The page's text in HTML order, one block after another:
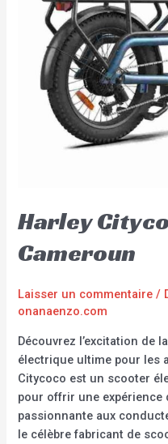
Harley
Cameroun
Laisser un commentaire /
onanaenzo.com
Découvrez l’excitation de
électrique ultime pour les
Citycoco est un scooter
pour offrir une
passionnante aux
le célèbre fabricant de